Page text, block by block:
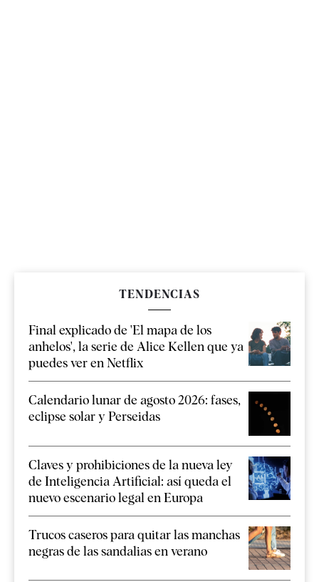
TENDENCIAS
Final explicado de 'El mapa de los
anhelos', la serie de Alice Kellen que ya
puedes ver en Netflix
Calendario lunar de agosto 2026: fases,
eclipse solar y Perseidas
Claves y prohibiciones de la nueva ley
de Inteligencia Artificial: así queda el
nuevo escenario legal en Europa
Trucos caseros para quitar las manchas
negras de las sandalias en verano